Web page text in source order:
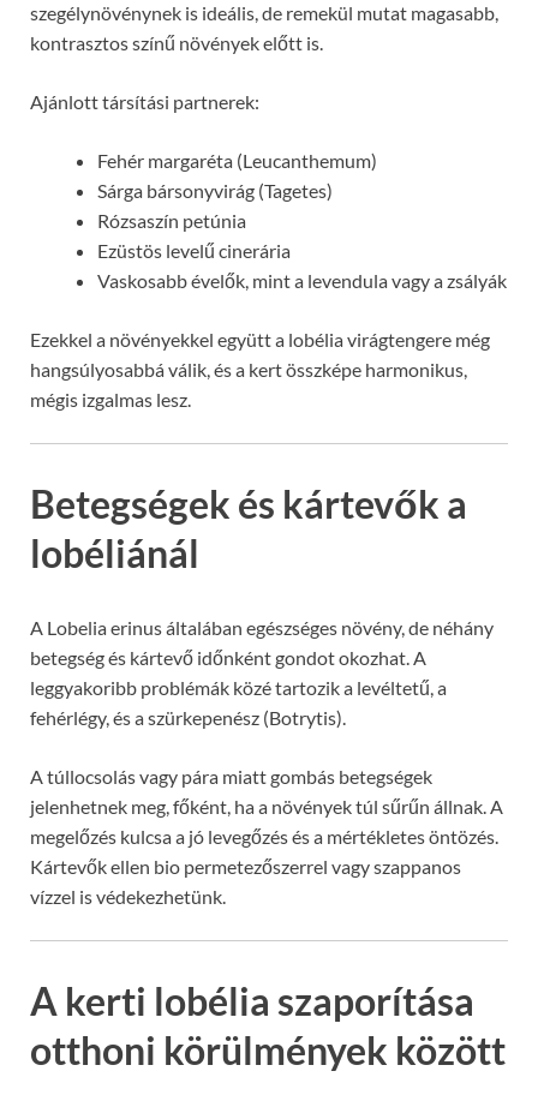
szegélynövénynek is ideális, de remekül mutat magasabb,
kontrasztos színű növények előtt is.
Ajánlott társítási partnerek:
Fehér margaréta (Leucanthemum)
Sárga bársonyvirág (Tagetes)
Rózsaszín petúnia
Ezüstös levelű cinerária
Vaskosabb évelők, mint a levendula vagy a zsályák
Ezekkel a növényekkel együtt a lobélia virágtengere még
hangsúlyosabbá válik, és a kert összképe harmonikus,
mégis izgalmas lesz.
Betegségek és kártevők a
lobéliánál
A Lobelia erinus általában egészséges növény, de néhány
betegség és kártevő időnként gondot okozhat. A
leggyakoribb problémák közé tartozik a levéltetű, a
fehérlégy, és a szürkepenész (Botrytis).
A túllocsolás vagy pára miatt gombás betegségek
jelenhetnek meg, főként, ha a növények túl sűrűn állnak. A
megelőzés kulcsa a jó levegőzés és a mértékletes öntözés.
Kártevők ellen bio permetezőszerrel vagy szappanos
vízzel is védekezhetünk.
A kerti lobélia szaporítása
otthoni körülmények között